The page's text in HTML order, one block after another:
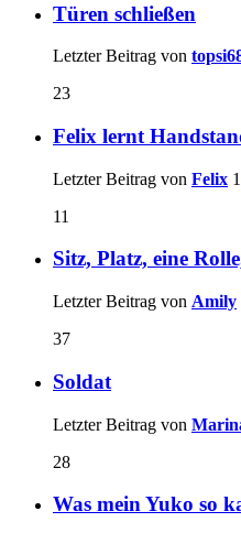
Türen schließen
Letzter Beitrag von
23
Felix lernt
Letzter Beitrag von Felix
11
Sitz, Platz, eine
Letzter Beitrag von Amily
37
Soldat
Letzter Beitrag von
28
Was mein Yuko so